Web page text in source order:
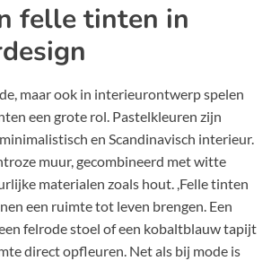
felle tinten in
maar ook in interieurontwerp spelen
een grote rol. Pastelkleuren zijn
en Scandinavisch interieur.
muur, gecombineerd met witte
materialen zoals hout. ,Felle tinten
een ruimte tot leven brengen. Een
felrode stoel of een kobaltblauw tapijt
direct opfleuren. Net als bij mode is